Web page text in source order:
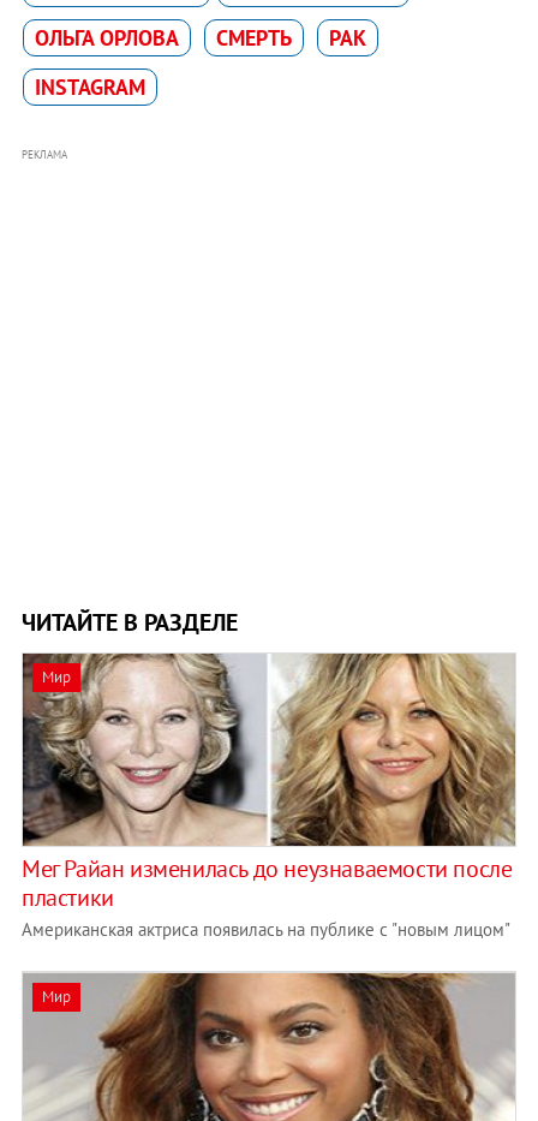
ОЛЬГА ОРЛОВА
СМЕРТЬ
РАК
INSTAGRAM
РЕКЛАМА
ЧИТАЙТЕ В РАЗДЕЛЕ
Мир
Мег Райан изменилась до неузнаваемости после
пластики
Американская актриса появилась на публике с "новым лицом"
Мир